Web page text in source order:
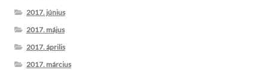
2017. június
2017. május
2017. április
2017. március